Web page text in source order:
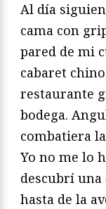
Al día
cama con
pared de mi
cabaret
restaurante
bodega.
combatiera
Yo no me lo
descubrí una
hasta de la